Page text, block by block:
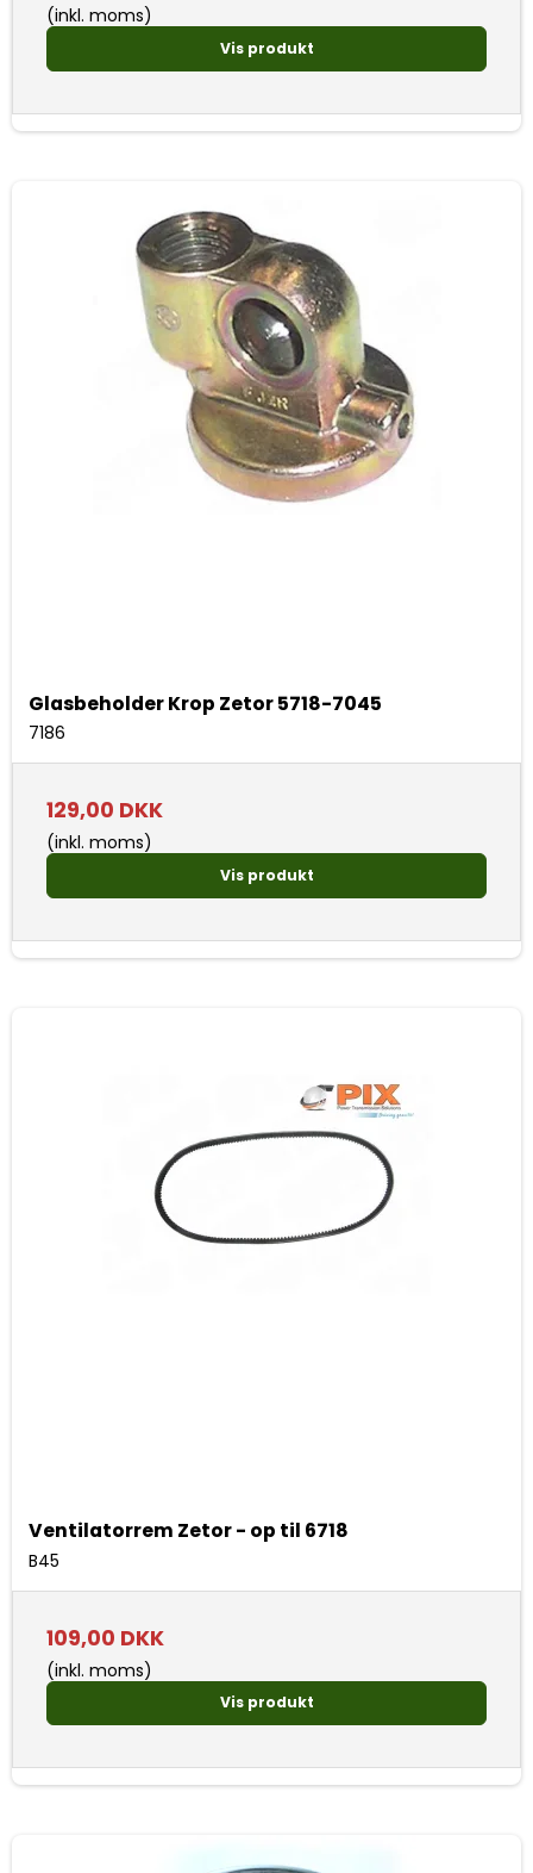
(inkl. moms)
Vis produkt
Glasbeholder Krop Zetor 5718-7045
7186
129,00 DKK
(inkl. moms)
Vis produkt
Ventilatorrem Zetor - op til 6718
B45
109,00 DKK
(inkl. moms)
Vis produkt